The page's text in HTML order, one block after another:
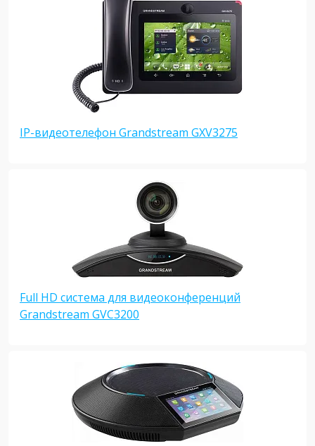
IP-видеотелефон Grandstream GXV3275
Full HD система для видеоконференций
Grandstream GVC3200